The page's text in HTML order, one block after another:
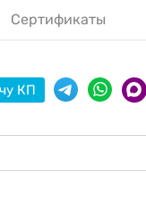
Сертификаты
КП